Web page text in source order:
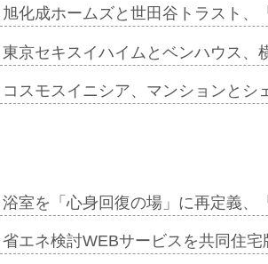
旭化成ホームズと世田谷トラスト
東京セキスイハイムとベンハウス
コスモスイニシア、マンションと
浴室を「心身回復の場」に再定義
省エネ検討WEBサービスを共同住